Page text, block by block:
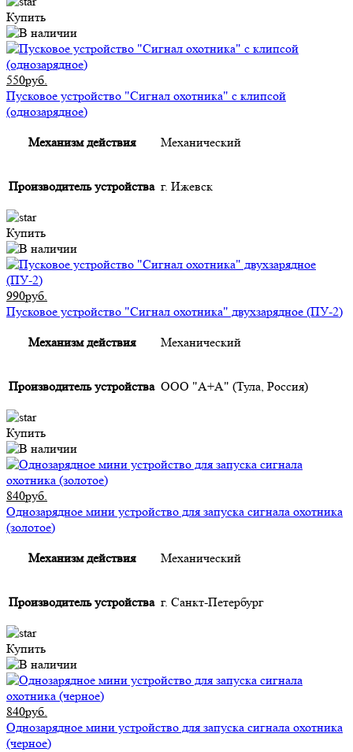
Купить
550руб.
Пусковое устройство "Сигнал охотника" с клипсой
(однозарядное)
Механизм действия Механический
Производитель устройства г. Ижевск
Купить
990руб.
Пусковое устройство "Сигнал охотника" двухзарядное (ПУ-2)
Механизм действия Механический
Производитель устройства ООО "А+А" (Тула, Россия)
Купить
840руб.
Однозарядное мини устройство для запуска сигнала охотника
(золотое)
Механизм действия Механический
Производитель устройства г. Санкт-Петербург
Купить
840руб.
Однозарядное мини устройство для запуска сигнала охотника
(черное)